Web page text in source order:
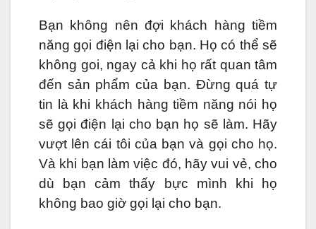
Bạn không nên đợi khách hàng tiềm
năng gọi điện lại cho bạn. Họ có thể sẽ
không goi, ngay cả khi họ rất quan tâm
đến sản phẩm của bạn. Đừng quá tự
tin là khi khách hàng tiềm năng nói họ
sẽ gọi điện lại cho bạn họ sẽ làm. Hãy
vượt lên cái tôi của bạn và gọi cho họ.
Và khi bạn làm việc đó, hãy vui vẻ, cho
dù bạn cảm thấy bực mình khi họ
không bao giờ gọi lại cho bạn.